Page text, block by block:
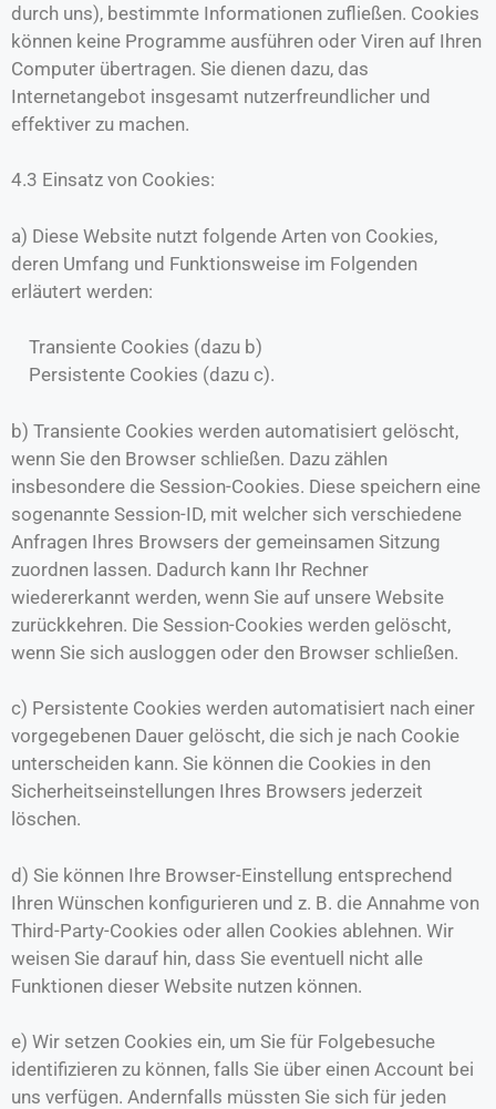
durch uns), bestimmte Informationen zufließen. Cookies
können keine Programme ausführen oder Viren auf Ihren
Computer übertragen. Sie dienen dazu, das
Internetangebot insgesamt nutzerfreundlicher und
effektiver zu machen.
4.3 Einsatz von Cookies:
a) Diese Website nutzt folgende Arten von Cookies,
deren Umfang und Funktionsweise im Folgenden
erläutert werden:
Transiente Cookies (dazu b)
Persistente Cookies (dazu c).
b) Transiente Cookies werden automatisiert gelöscht,
wenn Sie den Browser schließen. Dazu zählen
insbesondere die Session-Cookies. Diese speichern eine
sogenannte Session-ID, mit welcher sich verschiedene
Anfragen Ihres Browsers der gemeinsamen Sitzung
zuordnen lassen. Dadurch kann Ihr Rechner
wiedererkannt werden, wenn Sie auf unsere Website
zurückkehren. Die Session-Cookies werden gelöscht,
wenn Sie sich ausloggen oder den Browser schließen.
c) Persistente Cookies werden automatisiert nach einer
vorgegebenen Dauer gelöscht, die sich je nach Cookie
unterscheiden kann. Sie können die Cookies in den
Sicherheitseinstellungen Ihres Browsers jederzeit
löschen.
d) Sie können Ihre Browser-Einstellung entsprechend
Ihren Wünschen konfigurieren und z. B. die Annahme von
Third-Party-Cookies oder allen Cookies ablehnen. Wir
weisen Sie darauf hin, dass Sie eventuell nicht alle
Funktionen dieser Website nutzen können.
e) Wir setzen Cookies ein, um Sie für Folgebesuche
identifizieren zu können, falls Sie über einen Account bei
uns verfügen. Andernfalls müssten Sie sich für jeden